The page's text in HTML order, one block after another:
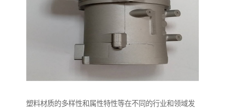
塑料材质的多样性和属性特性等在不同的行业和领域发